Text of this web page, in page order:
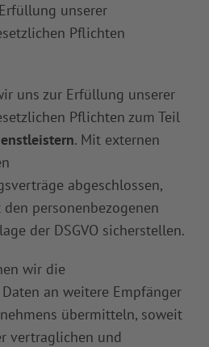
unserer
Pflichten
uns zur Erfüllung unserer
Pflichten zum Teil
. Mit externen
abgeschlossen,
personenbezogenen
der DSGVO sicherstellen.
wir die
an weitere Empfänger
übermitteln, soweit
vertraglichen und